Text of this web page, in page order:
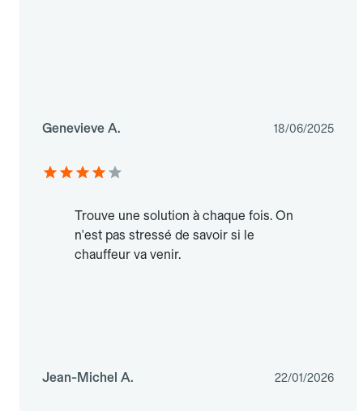
Genevieve A. 18/06/2025
Trouve une solution à chaque fois. On
n'est pas stressé de savoir si le
chauffeur va venir.
Jean-Michel A. 22/01/2026